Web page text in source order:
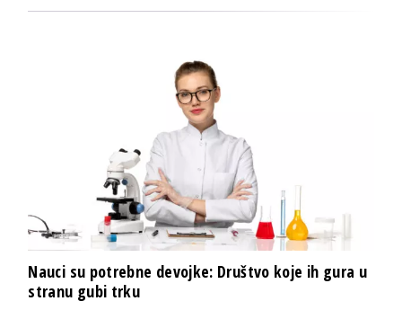
Nauci su potrebne devojke: Društvo koje ih gura u
stranu gubi trku